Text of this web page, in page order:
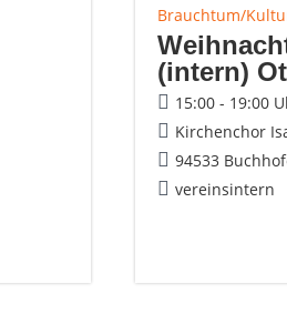
Brauchtum/
(intern)
15:00 - 19:00
Kirchenchor
94533
vereinsintern